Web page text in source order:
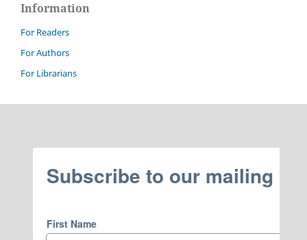
Information
For Readers
For Authors
For Librarians